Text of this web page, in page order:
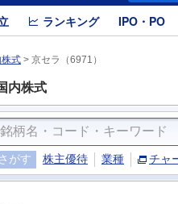
ランキング IPO・PO
株式 > 京セラ（6971）
内株式
さがす 株主優待 業種 チャ